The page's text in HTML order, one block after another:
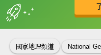
收錄佳句
國家地理頻道 National